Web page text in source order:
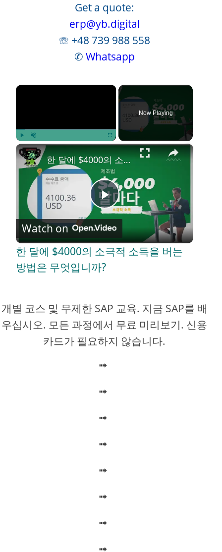
Get a quote:
erp@yb.digital
☏ +48 739 988 558
✆ Whatsapp
×
Unmute Fullscreen
Now Playing
×
P
l
a
V
d
e
o
한 달에 $4000의 소극적 소득을 버는 방법은 무엇입니까?
Watch on
한 달에 $4000의 소극적 소득을 버는
방법은 무엇입니까?
개별 코스 및 무제한 SAP 교육. 지금 SAP를 배
우십시오. 모든 과정에서 무료 미리보기. 신용
카드가 필요하지 않습니다.
➟
➟
➟
➟
➟
➟
➟
➟